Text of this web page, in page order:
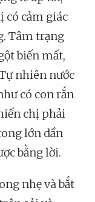
có cảm giác
Tâm trạng
biến mất,
nhiên nước
có con rắn
chị phải
lớn dần
bằng lời.
nhẹ và bắt